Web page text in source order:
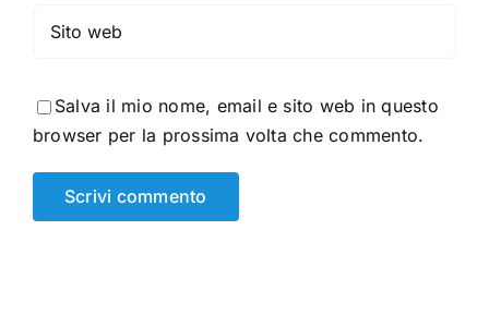
Salva il mio nome, email e sito web in questo
browser per la prossima volta che commento.